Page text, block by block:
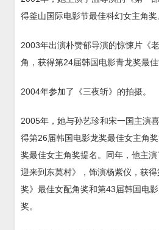
得釜山国际电影节最佳科幻女主角奖
2003年出演朴赞郁导演的惊悚片《
角，获得第24届韩国电影青龙奖最佳
2004年参加了《三夜斩》的拍摄。
2005年，她与孙艺珍和宋一国主演
得第26届韩国电影龙奖最佳女主角
奖最佳女主角奖提名。同年，他主
迎来到东莫村》，饰演杨紫仪，获
奖》最佳女配角奖和第43届韩国电
奖。